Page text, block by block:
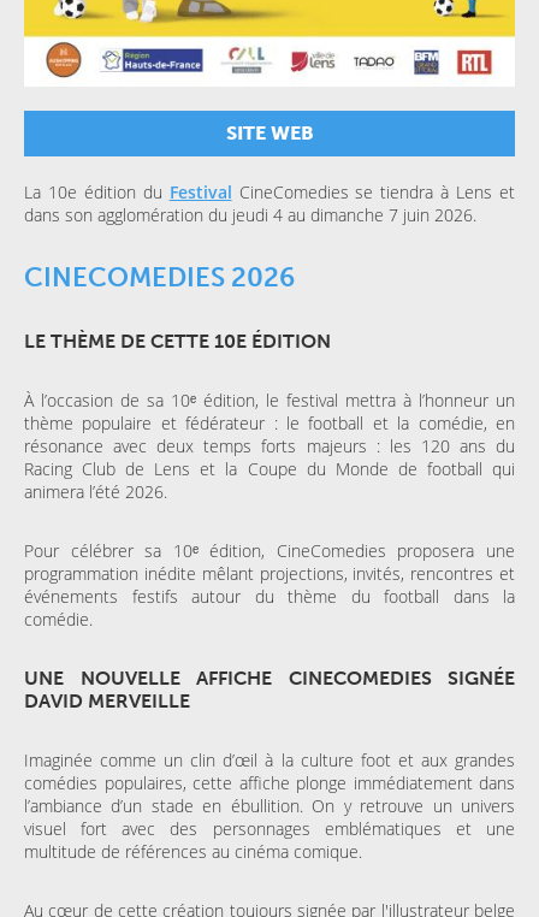
SITE WEB
La 10e édition du Festival CineComedies se tiendra à Lens et
dans son agglomération du jeudi 4 au dimanche 7 juin 2026.
CINECOMEDIES 2026
LE THÈME DE CETTE 10E ÉDITION
À l’occasion de sa 10ᵉ édition, le festival mettra à l’honneur un
thème populaire et fédérateur : le football et la comédie, en
résonance avec deux temps forts majeurs : les 120 ans du
Racing Club de Lens et la Coupe du Monde de football qui
animera l’été 2026.
Pour célébrer sa 10ᵉ édition, CineComedies proposera une
programmation inédite mêlant projections, invités, rencontres et
événements festifs autour du thème du football dans la
comédie.
UNE NOUVELLE AFFICHE CINECOMEDIES SIGNÉE
DAVID MERVEILLE
Imaginée comme un clin d’œil à la culture foot et aux grandes
comédies populaires, cette affiche plonge immédiatement dans
l’ambiance d’un stade en ébullition. On y retrouve un univers
visuel fort avec des personnages emblématiques et une
multitude de références au cinéma comique.
Au cœur de cette création toujours signée par l'illustrateur belge